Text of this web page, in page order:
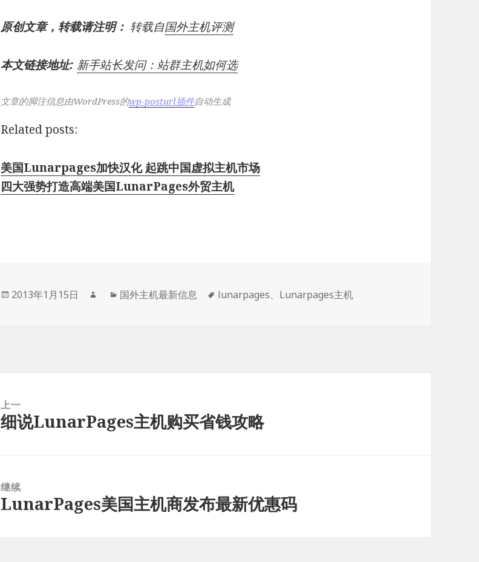
原创文章，转载请注明： 转载自国外主机评测
本文链接地址: 新手站长发问：站群主机如何选
文章的脚注信息由WordPress的wp-posturl插件自动生成
Related posts:
美国Lunarpages加快汉化 起跳中国虚拟主机市场
四大强势打造高端美国LunarPages外贸主机
发
2013年1月15日
分
国外主机最新信息
标
lunarpages、 Lunarpages主机
上一
上
细说LunarPages主机购买省钱攻略
继续
下
LunarPages美国主机商发布最新优惠码